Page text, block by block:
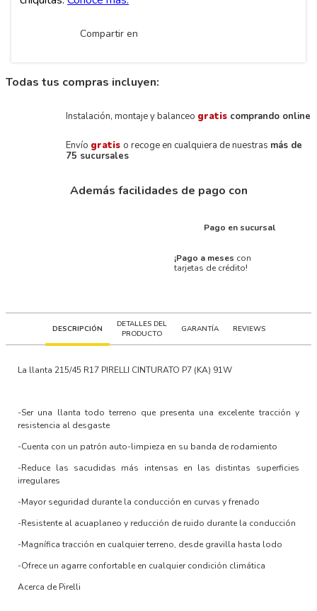
Compartir en
Todas tus compras incluyen:
Instalación, montaje y balanceo gratis comprando online
Envío gratis o recoge en cualquiera de nuestras más de
75 sucursales
Además facilidades de pago con
Pago en sucursal
¡Pago a meses con
tarjetas de crédito!
DESCRIPCIÓN
DETALLES DEL
PRODUCTO
GARANTÍA REVIEWS
La llanta215/45 R17 PIRELLI CINTURATO P7 (KA) 91W
-Ser una llanta todo terreno que presenta una excelente tracción y
resistencia al desgaste
-Cuenta con un patrón auto-limpieza en su banda de rodamiento
-Reduce las sacudidas más intensas en las distintas superficies
irregulares
-Mayor seguridad durante la conducción en curvas y frenado
-Resistente al acuaplaneo y reducción de ruido durante la conducción
-Magnífica tracción en cualquier terreno, desde gravilla hasta lodo
-Ofrece un agarre confortable en cualquier condición climática
Acerca de Pirelli